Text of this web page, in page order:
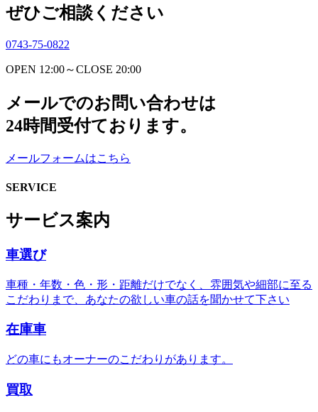
ぜひご相談ください
0743-75-0822
OPEN 12:00～CLOSE 20:00
メールでのお問い合わせは
24時間受付ております。
メールフォームはこちら
SERVICE
サービス案内
車選び
車種・年数・色・形・距離だけでなく、雰囲気や細部に至る
こだわりまで、あなたの欲しい車の話を聞かせて下さい
在庫車
どの車にもオーナーのこだわりがあります。
買取